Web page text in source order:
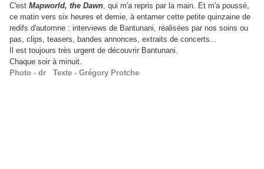
C'est Mapworld, the Dawn, qui m'a repris par la main. Et m'a poussé,
ce matin vers six heures et demie, à entamer cette petite quinzaine de
redifs d'automne : interviews de Bantunani, réalisées par nos soins ou
pas, clips, teasers, bandes annonces, extraits de concerts...
Il est toujours très urgent de découvrir Bantunani.
Chaque soir à minuit.
Photo - dr Texte - Grégory Protche